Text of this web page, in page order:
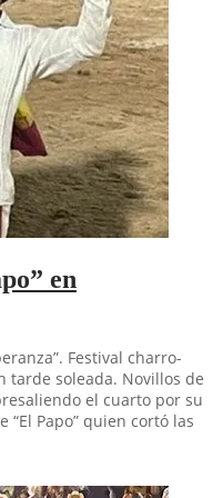
en
Festival charro-
tarde soleada. Novillos de
el cuarto por su
Papo” quien cortó las